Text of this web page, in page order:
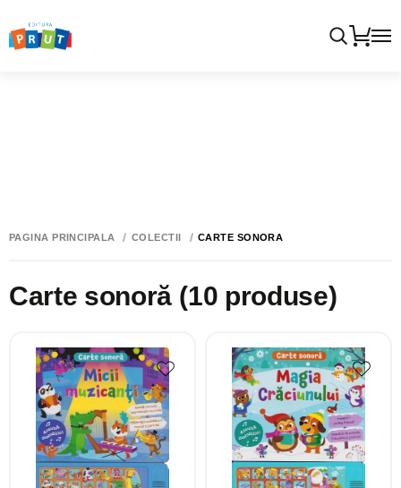
PAGINA PRINCIPALĂ COLECTII CARTE SONORĂ
Carte sonoră (10 produse)